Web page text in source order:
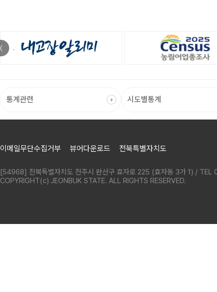
〈
이메일무단수집거부 뷰어다운로드 전북특별자치도
[54968] 전북특별자치도 전주시 완산구 효자로 225 (효자동 3가 1) /
COPYRIGHT(c) JEONBUK STATE. ALL RIGHTS RESERVED.